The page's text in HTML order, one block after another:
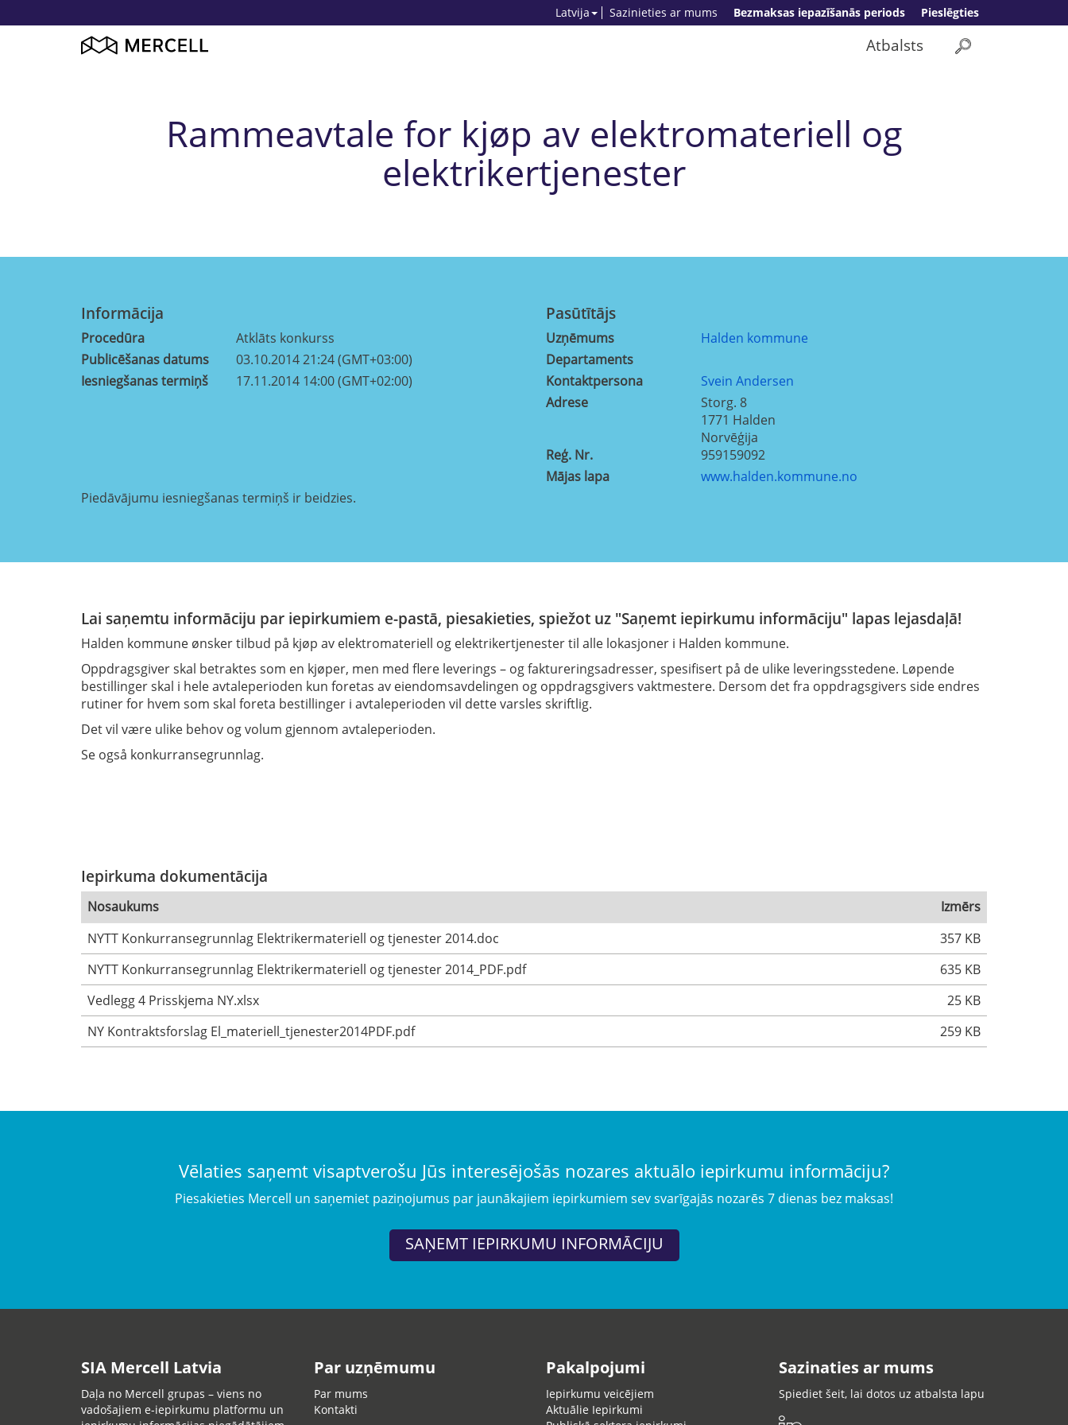
Pieslēgties
Bezmaksas iepazīšanās periods
Sazinieties ar mums
Latvija
Atbalsts
Rammeavtale for kjøp av elektromateriell og
elektrikertjenester
Informācija
Procedūra
Atklāts konkurss
Publicēšanas datums
03.10.2014 21:24 (GMT+03:00)
Iesniegšanas termiņš
17.11.2014 14:00 (GMT+02:00)
Pasūtītājs
Uzņēmums
Halden kommune
Departaments
Kontaktpersona
Svein Andersen
Adrese
Storg. 8
1771 Halden
Norvēģija
Reģ. Nr.
959159092
Mājas lapa
www.halden.kommune.no
Piedāvājumu iesniegšanas termiņš ir beidzies.
Lai saņemtu informāciju par iepirkumiem e-pastā, piesakieties, spiežot uz "Saņemt iepirkumu informāciju" lapas lejasdaļā!
Halden kommune ønsker tilbud på kjøp av elektromateriell og elektrikertjenester til alle lokasjoner i Halden kommune.
Oppdragsgiver skal betraktes som en kjøper, men med flere leverings – og faktureringsadresser, spesifisert på de ulike leveringsstedene. Løpende
bestillinger skal i hele avtaleperioden kun foretas av eiendomsavdelingen og oppdragsgivers vaktmestere. Dersom det fra oppdragsgivers side endres
rutiner for hvem som skal foreta bestillinger i avtaleperioden vil dette varsles skriftlig.
Det vil være ulike behov og volum gjennom avtaleperioden.
Se også konkurransegrunnlag.
Iepirkuma dokumentācija
Nosaukums
Izmērs
NYTT Konkurransegrunnlag Elektrikermateriell og tjenester 2014.doc
357 KB
NYTT Konkurransegrunnlag Elektrikermateriell og tjenester 2014_PDF.pdf
635 KB
Vedlegg 4 Prisskjema NY.xlsx
25 KB
NY Kontraktsforslag El_materiell_tjenester2014PDF.pdf
259 KB
Vēlaties saņemt visaptverošu Jūs interesējošās nozares aktuālo iepirkumu informāciju?
Piesakieties Mercell un saņemiet paziņojumus par jaunākajiem iepirkumiem sev svarīgajās nozarēs 7 dienas bez maksas!
SAŅEMT IEPIRKUMU INFORMĀCIJU
SIA Mercell Latvia
Daļa no Mercell grupas – viens no
vadošajiem e-iepirkumu platformu un
Par uzņēmumu
Par mums
Kontakti
Pakalpojumi
Iepirkumu veicējiem
Aktuālie Iepirkumi
Sazinaties ar mums
Spiediet šeit, lai dotos uz atbalsta lapu